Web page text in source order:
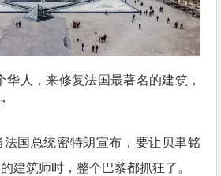
华人，来修复法国最著名的建筑，
法国总统密特朗宣布，要让贝聿铭
建筑师时，整个巴黎都抓狂了。